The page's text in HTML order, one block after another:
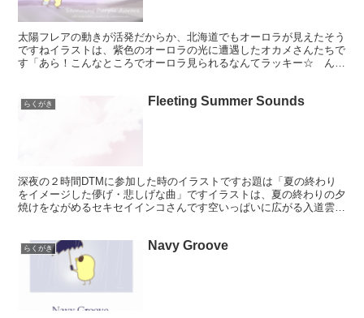
太陽フレアの動きが活発だからか、北海道でもオーロラが見えたそう
ですねイラストは、紫色のオーロラの光に遭遇したオカメさんたちで
す「あら！こんなところでオーロラ見られるなんてラッキー☆ ん？
らくがき Fleeting Summer Sounds
深夜の２時間DTMに参加した時のイラストですお題は「夏の終わり
をイメージした儚げ・悲しげな曲」ですイラストは、夏の終わりの夕
焼けをながめるセキセイインコさんです空いっぱいに広がる入道雲が
らくがき Navy Groove